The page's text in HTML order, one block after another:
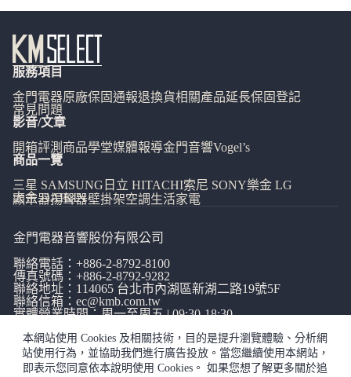
本網站使用 Cookies 及相關技術，目的是提升瀏覽體驗、分析網
站使用行為，並協助我們進行廣告投放。當您繼續使用本網站，
即表示您同意依本說明使用 Cookies。 如果您想了解更多關於追
服務項目
金門電器原廠保固通報退換貨相關產品延長保固登記
常見問題
影音/文章
開箱評測 商品學堂媒體報導金門音響Vogel’s
商品一覽
三星 SAMSUNG 日立 HITACHI索尼 SONY樂金 LG
大金 DAIKIN
顯示器揚聲器壁掛架空調生活家電
金門電器音響股份有限公司
聯絡電話： +886-2-8792-8100
傳真號碼：+886-2-8792-9282
聯絡地址：114065 台北市內湖區新湖二路19號5F
聯絡信箱： ec@kmb.com.tw
實體營業時間：周一至周五 | 09:30-18:30